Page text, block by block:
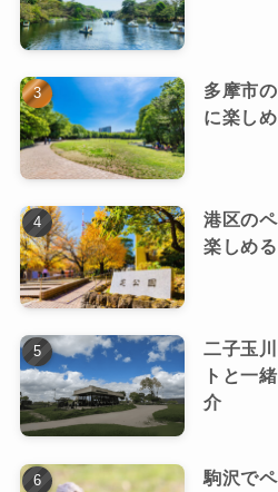
多摩市
に楽し
港区の
楽しめ
二子玉
トと一
介
駒沢で